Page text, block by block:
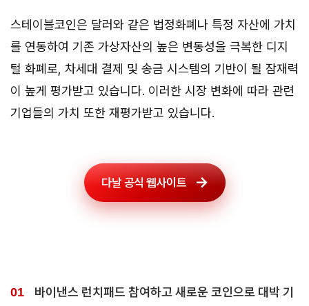
스테이블코인은 달러와 같은 법정화폐나 특정 자산에 가치
를 연동하여 기존 가상자산의 높은 변동성을 극복한 디지
털 화폐로, 차세대 결제 및 송금 시스템의 기반이 될 잠재력
이 높게 평가받고 있습니다. 이러한 시장 변화에 따라 관련
기업들의 가치 또한 재평가받고 있습니다.
다날 공식 웹사이트
바이낸스 런치패드 참여하고 새로운 코인으로 대박 기